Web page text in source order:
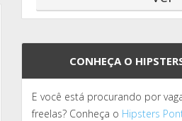
CONHEÇA O
E você está procurando por
freelas? Conheça o Hipsters